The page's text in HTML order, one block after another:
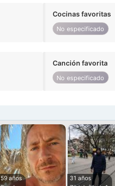
Cocinas favoritas
No especificado
Canción favorita
No especificado
59 años
31 años